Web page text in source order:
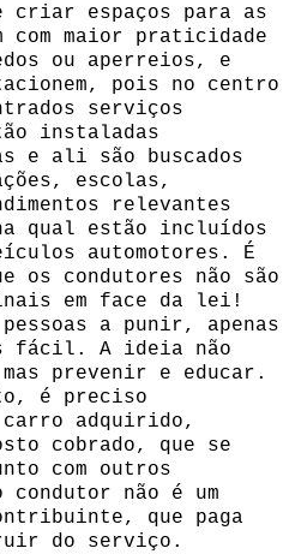
criar espaços para as
com maior praticidade
ou aperreios, e
pois no centro
serviços
instaladas
e ali são buscados
escolas,
relevantes
qual estão incluídos
automotores. É
os condutores não são
em face da lei!
a punir, apenas
fácil. A ideia não
prevenir e educar.
é preciso
adquirido,
cobrado, que se
com outros
não é um
que paga
do serviço.